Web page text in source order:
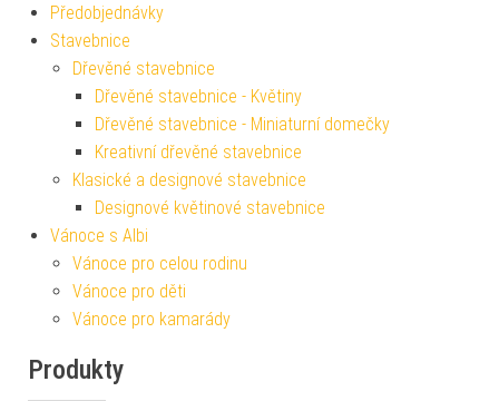
Předobjednávky
Stavebnice
Dřevěné stavebnice
Dřevěné stavebnice - Květiny
Dřevěné stavebnice - Miniaturní domečky
Kreativní dřevěné stavebnice
Klasické a designové stavebnice
Designové květinové stavebnice
Vánoce s Albi
Vánoce pro celou rodinu
Vánoce pro děti
Vánoce pro kamarády
Produkty